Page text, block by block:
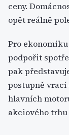
ceny.
opět reálně
Pro
podpořit
pak
postupně vrací
hlavních
akciového